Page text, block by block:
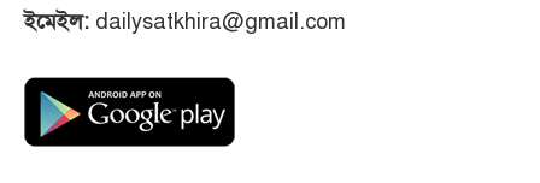
ইমেইল: dailysatkhira@gmail.com